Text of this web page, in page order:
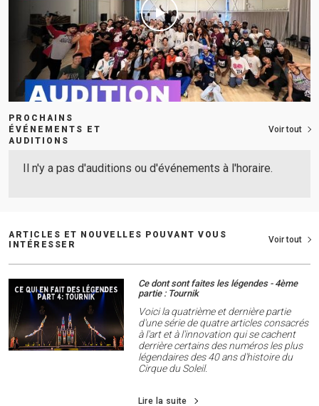
PROCHAINS
ÉVÉNEMENTS ET
AUDITIONS
Voir tout
Il n'y a pas d'auditions ou d'événements à l'horaire.
ARTICLES ET NOUVELLES POUVANT VOUS
INTÉRESSER
Voir tout
Ce dont sont faites les légendes - 4ème
partie : Tournik
Voici la quatrième et dernière partie
d'une série de quatre articles consacrés
à l'art et à l'innovation qui se cachent
derrière certains des numéros les plus
légendaires des 40 ans d'histoire du
Cirque du Soleil.
Lire la suite